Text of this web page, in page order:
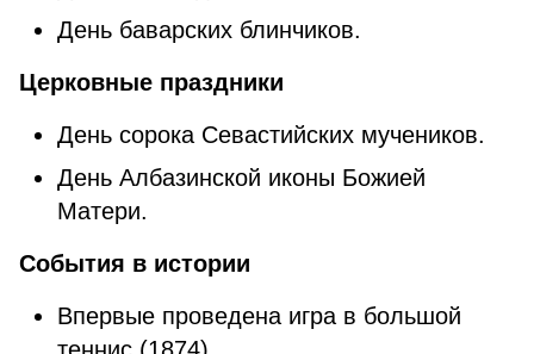
День баварских блинчиков.
Церковные праздники
День сорока Севастийских мучеников.
День Албазинской иконы Божией
Матери.
События в истории
Впервые проведена игра в большой